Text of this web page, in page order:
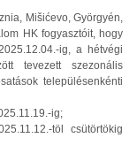
Mišićevo, Györgyén,
HK fogyasztóit, hogy
ig, a hétvégi
tevezett szezonális
településenkénti
ig;
töl csütörtökig